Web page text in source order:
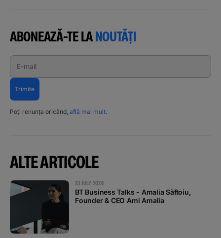
ABONEAZĂ-TE LANOUTĂȚI
E-mail
Trimite
Poți renunța oricând, află mai mult.
ALTE ARTICOLE
23 JULY 2026
BT Business Talks - Amalia Săftoiu,
Founder & CEO Ami Amalia